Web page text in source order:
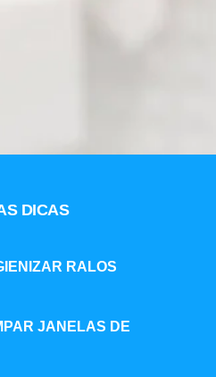
DICAS
RALOS
JANELAS DE